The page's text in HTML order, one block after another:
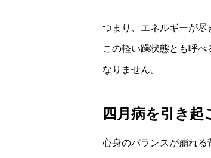
つまり、エネルギーが尽
この軽い躁状態とも呼
なりません。
四月病を引き起
心身のバランスが崩れる